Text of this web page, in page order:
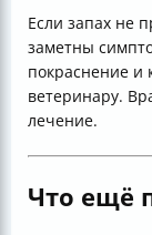
Если запах не
заметны
покраснение и
ветеринару.
лечение.
Что ещё